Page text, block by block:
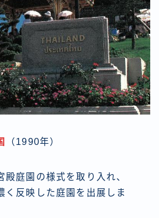
（1990年）
庭園の様式を取り入れ、
く反映した庭園を出展しま